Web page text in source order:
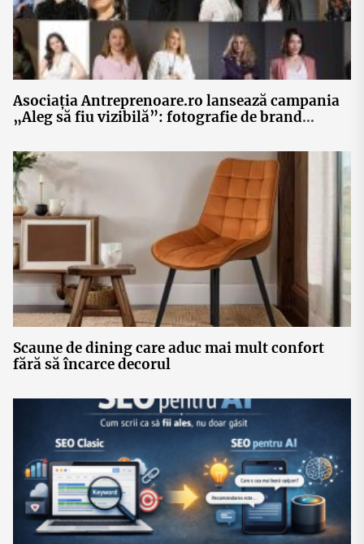
Asociația Antreprenoare.ro lansează campania
„Aleg să fiu vizibilă”: fotografie de brand
femeilor antreprenor din România
Scaune de dining care aduc mai mult confort
fără să încarce decorul